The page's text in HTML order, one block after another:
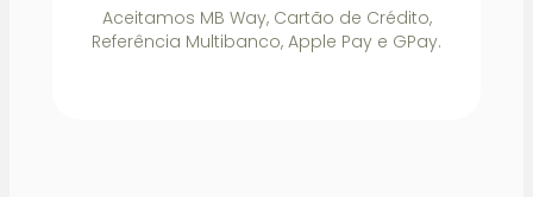
Aceitamos MB Way, Cartão de Crédito,
Referência Multibanco, Apple Pay e GPay.